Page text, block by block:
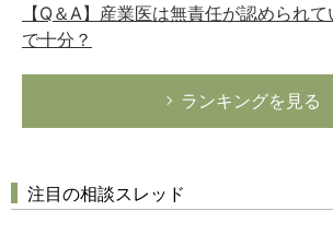
【Q＆A】産業医は無責任が認められ
で十分？
ランキングを見る
注目の相談スレッド